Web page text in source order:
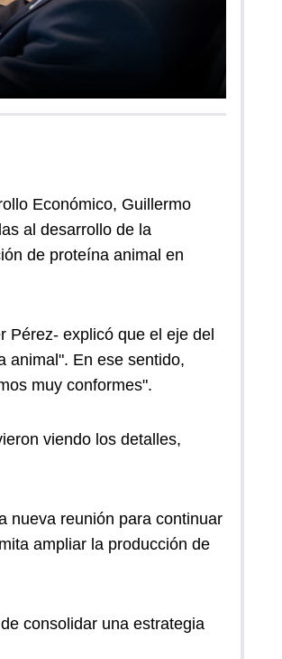
Económico, Guillermo
al desarrollo de la
de proteína animal en
Pérez- explicó que el eje del
animal". En ese sentido,
muy conformes".
viendo los detalles,
nueva reunión para continuar
ampliar la producción de
consolidar una estrategia